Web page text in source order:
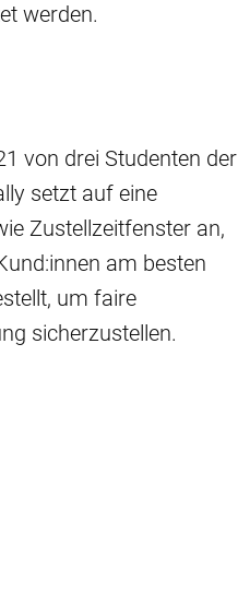
werden.
von drei Studenten der
setzt auf eine
Zustellzeitfenster an,
am besten
um faire
sicherzustellen.